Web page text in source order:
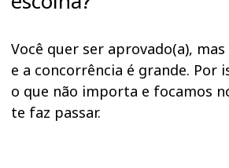
Você quer ser aprovado(a),
e a concorrência é grande. Por
o que não importa e focamos
te faz passar.